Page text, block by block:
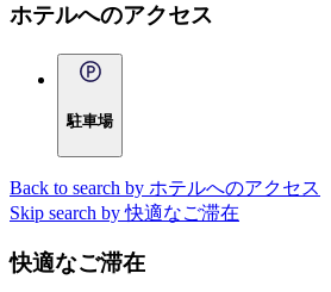
ホテルへのアクセス
駐車場
Back to search by ホテルへのアクセス
Skip search by 快適なご滞在
快適なご滞在